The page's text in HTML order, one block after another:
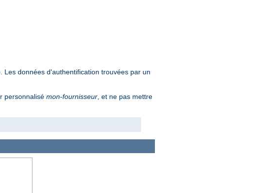
données d'authentification trouvées par un
personnalisé mon-fournisseur , et ne pas mettre